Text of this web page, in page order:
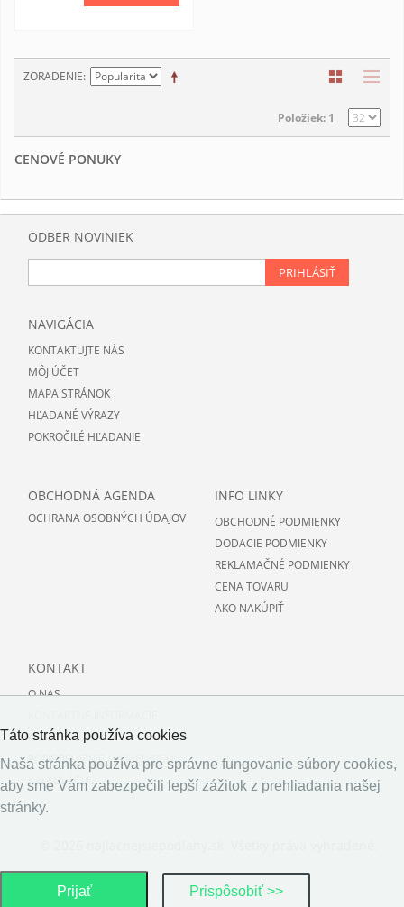
ZORADENIE
Položiek: 1
CENOVÉ PONUKY
ODBER NOVINIEK
PRIHLÁSIŤ
NAVIGÁCIA
KONTAKTUJTE NÁS
MÔJ ÚČET
MAPA STRÁNOK
HĽADANÉ VÝRAZY
POKROČILÉ HĽADANIE
OBCHODNÁ AGENDA
OCHRANA OSOBNÝCH ÚDAJOV
INFO LINKY
OBCHODNÉ PODMIENKY
DODACIE PODMIENKY
REKLAMAČNÉ PODMIENKY
CENA TOVARU
AKO NAKÚPIŤ
KONTAKT
O NAS
O PODLAHACH
PODPORUJEME NAJMENSICH
KALKULÁCIA
Táto stránka používa cookies
Naša stránka používa pre správne fungovanie súbory cookies,
aby sme Vám zabezpečili lepší zážitok z prehliadania našej
stránky.
Prijať Prispôsobiť >>